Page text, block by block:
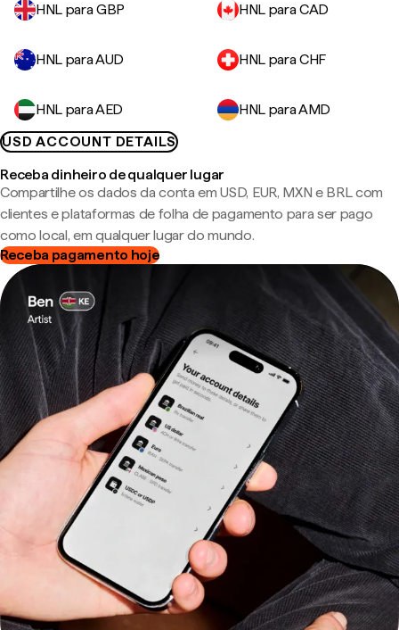
HNL para GBP HNL para CAD
HNL para AUD HNL para CHF
HNL para AED
HNL para AMD
USD ACCOUNT DETAILS
Receba dinheiro de qualquer lugar
Compartilhe os dados da conta em USD, EUR, MXN e BRL com
clientes e plataformas de folha de pagamento para ser pago
como local, em qualquer lugar do mundo.
Receba pagamento hoje